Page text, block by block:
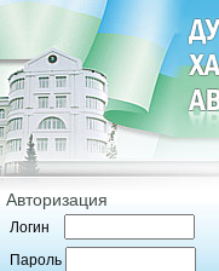
Авторизация
Логин
Пароль